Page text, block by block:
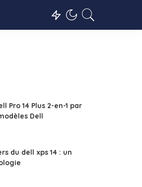
Pro 14 Plus 2-en-1 par
Dell
du dell xps 14 : un